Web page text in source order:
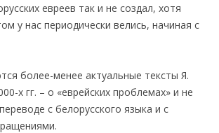
евреев так и не создал, хотя
у нас периодически велись, начиная с
более-менее актуальные тексты Я.
х гг. – о «еврейских проблемах» и не
с белорусского языка и с